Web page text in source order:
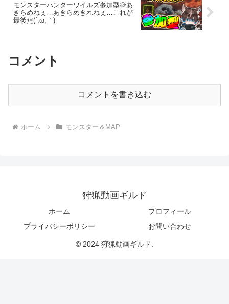
モンスターハンターワイルズ参加型🐶あ
きらめねぇ…あきらめきれねぇ…これが
最後だ(´;ω;｀)
コメント
コメントを書き込む
ホーム モンスター＆MAP
狩猟動画ギルド
ホーム
プロフィール
プライバシーポリシー
お問い合わせ
© 2024 狩猟動画ギルド.